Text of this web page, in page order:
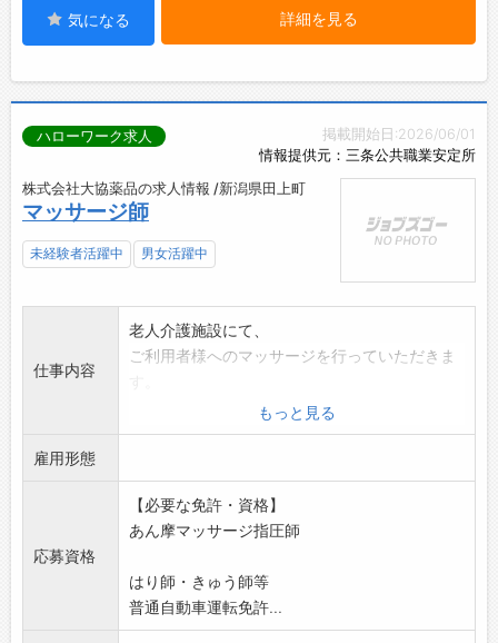
気になる 詳細を見る
掲載開始日:2026/06/01
情報提供元：三条公共職業安定所
ハローワーク求人
株式会社大協薬品の求人情報 /新潟県田上町
マッサージ師
未経験者活躍中 男女活躍中
仕事内容
老人介護施設にて、
ご利用者様へのマッサージを行っていただきま
・マッサージ実施・評価
・その他、上記業務に付随する業務全般
*変更範囲:会社の定める業務
*副業可・兼業可
もっと見る
雇用形態
応募資格
【必要な免許・資格】
あん摩マッサージ指圧師
はり師・きゅう師等
普通自動車運転免許...